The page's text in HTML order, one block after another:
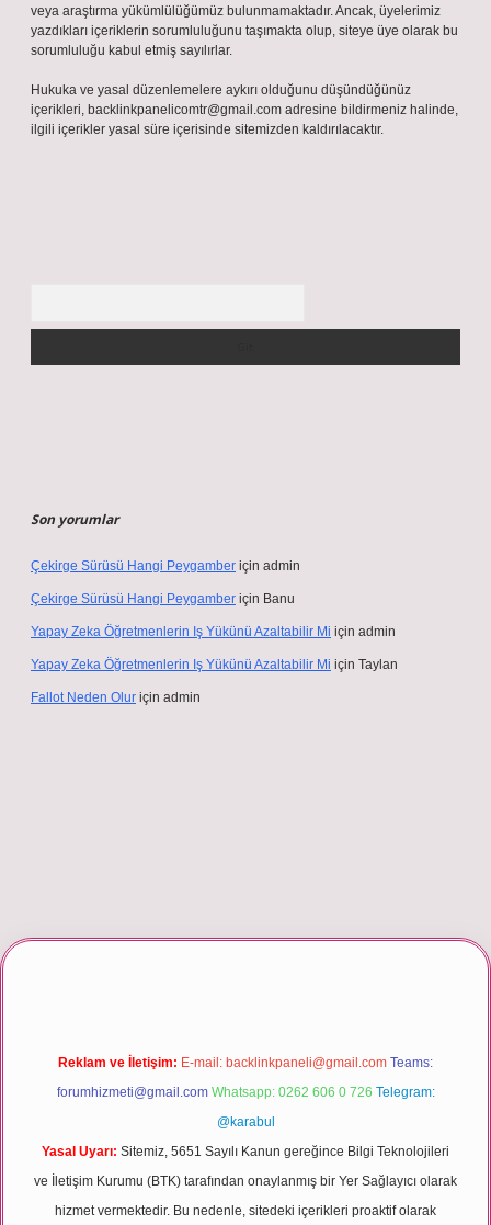
veya araştırma yükümlülüğümüz bulunmamaktadır. Ancak, üyelerimiz
yazdıkları içeriklerin sorumluluğunu taşımakta olup, siteye üye olarak bu
sorumluluğu kabul etmiş sayılırlar.
Hukuka ve yasal düzenlemelere aykırı olduğunu düşündüğünüz
içerikleri, backlinkpanelicomtr@gmail.com adresine bildirmeniz halinde,
ilgili içerikler yasal süre içerisinde sitemizden kaldırılacaktır.
Son yorumlar
Çekirge Sürüsü Hangi Peygamber için admin
Çekirge Sürüsü Hangi Peygamber için Banu
Yapay Zeka Öğretmenlerin Iş Yükünü Azaltabilir Mi için admin
Yapay Zeka Öğretmenlerin Iş Yükünü Azaltabilir Mi için Taylan
Fallot Neden Olur için admin
Reklam ve İletişim: E-mail: backlinkpaneli@gmail.com Teams:
forumhizmeti@gmail.com Whatsapp: 0262 606 0 726 Telegram:
@karabul
Yasal Uyarı: Sitemiz, 5651 Sayılı Kanun gereğince Bilgi Teknolojileri
ve İletişim Kurumu (BTK) tarafından onaylanmış bir Yer Sağlayıcı olarak
hizmet vermektedir. Bu nedenle, sitedeki içerikleri proaktif olarak